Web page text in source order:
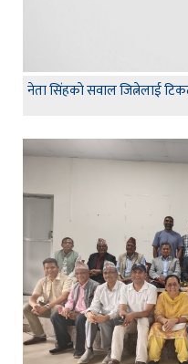
नेता सिंहकाे सवाल जित्नेलाई